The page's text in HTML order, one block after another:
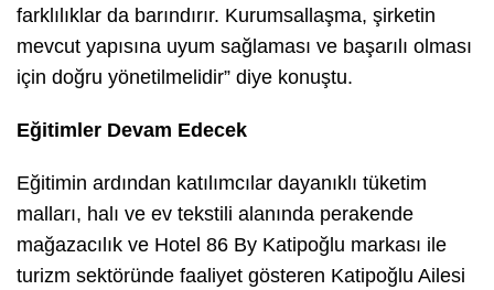
farklılıklar da barındırır. Kurumsallaşma, şirketin
mevcut yapısına uyum sağlaması ve başarılı olması
için doğru yönetilmelidir” diye konuştu.
Eğitimler Devam Edecek
Eğitimin ardından katılımcılar dayanıklı tüketim
malları, halı ve ev tekstili alanında perakende
mağazacılık ve Hotel 86 By Katipoğlu markası ile
turizm sektöründe faaliyet gösteren Katipoğlu Ailesi